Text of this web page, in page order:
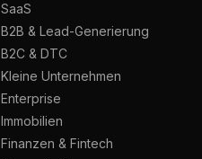
SaaS
B2B & Lead-Generierung
B2C & DTC
Kleine Unternehmen
Enterprise
Immobilien
Finanzen & Fintech